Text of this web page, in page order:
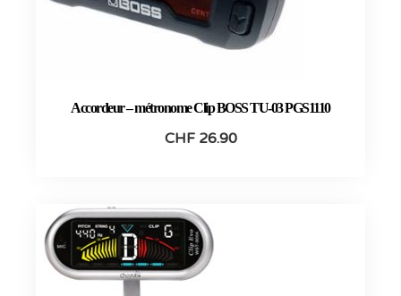
Accordeur – métronome Clip BOSS TU-03 PGS1110
CHF26.90